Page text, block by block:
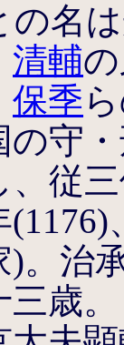
の名
清輔
保季
の守
、従
)。治
歳。